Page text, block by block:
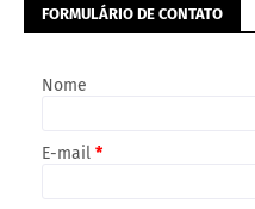
FORMULÁRIO DE CONTATO
Nome
E-mail *